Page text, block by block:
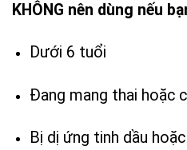
KHÔNG nên dùng nếu
Dưới 6 tuổi
Đang mang thai hoặc
Bị dị ứng tinh dầu